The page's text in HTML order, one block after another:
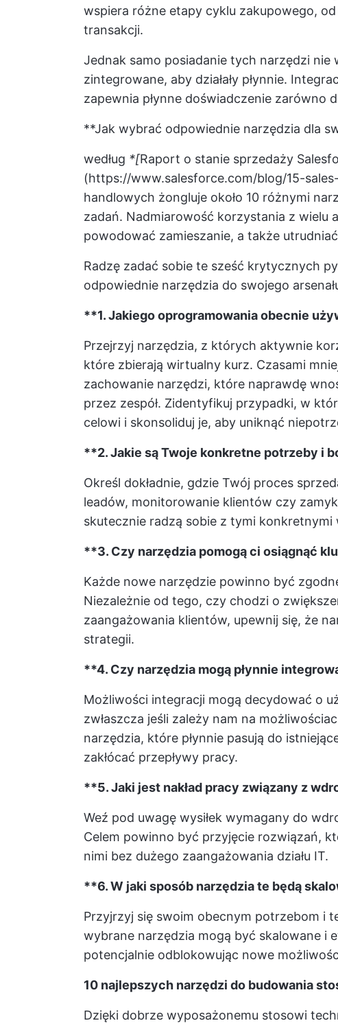
wspiera różne etapy cyklu zakupowego,
transakcji.
Jednak samo posiadanie tych narzędzi
zintegrowane, aby działały płynnie.
zapewnia płynne doświadczenie zarówno
**Jak wybrać odpowiednie narzędzia dla
według *[Raport o stanie sprzedaży
(https://www.salesforce.com/blog/15-
handlowych żongluje około 10 różnymi
zadań. Nadmiarowość korzystania z wielu
powodować zamieszanie, a także
Radzę zadać sobie te sześć krytycznych
odpowiednie narzędzia do swojego
**1. Jakiego oprogramowania obecnie
Przejrzyj narzędzia, z których aktywnie
które zbierają wirtualny kurz. Czasami
zachowanie narzędzi, które naprawdę
przez zespół. Zidentyfikuj przypadki, w
celowi i skonsoliduj je, aby uniknąć
**2. Jakie są Twoje konkretne potrzeby i
Określ dokładnie, gdzie Twój proces
leadów, monitorowanie klientów czy
skutecznie radzą sobie z tymi konkretnymi
**3. Czy narzędzia pomogą ci osiągnąć
Każde nowe narzędzie powinno być
Niezależnie od tego, czy chodzi o
zaangażowania klientów, upewnij się, że
strategii.
**4. Czy narzędzia mogą płynnie
Możliwości integracji mogą decydować o
zwłaszcza jeśli zależy nam na
narzędzia, które płynnie pasują do
zakłócać przepływy pracy.
**5. Jaki jest nakład pracy związany z
Weź pod uwagę wysiłek wymagany do
Celem powinno być przyjęcie rozwiązań,
nimi bez dużego zaangażowania działu IT.
**6. W jaki sposób narzędzia te będą
Przyjrzyj się swoim obecnym potrzebom i
wybrane narzędzia mogą być skalowane i
potencjalnie odblokowując nowe
10 najlepszych narzędzi do budowania
Dzięki dobrze wyposażonemu stosowi